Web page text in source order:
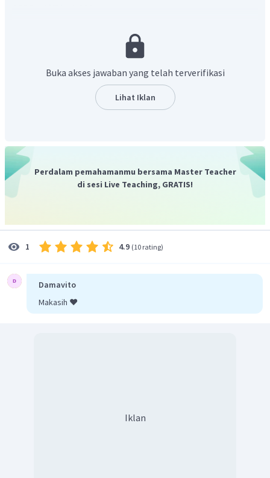
ASBR = 105.000 jiwa/7.000.000 x 1.000
Buka akses jawaban yang telah terverifikasi
Lihat Iklan
Perdalam pemahamanmu bersama Master Teacher
di sesi Live Teaching, GRATIS!
1 4.9 (10 rating)
Damavito
Makasih ❤️
Iklan